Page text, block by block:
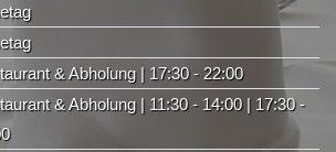
& Abholung | 17:30 - 22:00
& Abholung | 11:30 - 14:00 | 17:30 -